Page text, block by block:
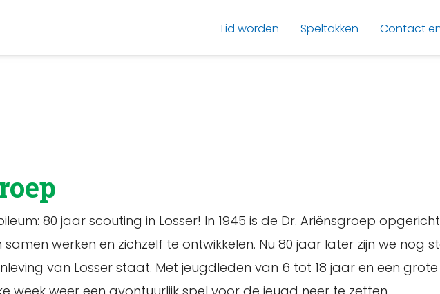
Lid worden Speltakken Contact
80 jaar scouting in Losser! In 1945 is de Dr. Ariënsgroep
werken en zichzelf te ontwikkelen. Nu 80 jaar later zijn we nog
van Losser staat. Met jeugdleden van 6 tot 18 jaar en een